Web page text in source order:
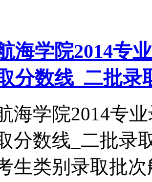
海学院2014专
分数线_二批录
海学院2014专
分数线_二批录
生类别录取批